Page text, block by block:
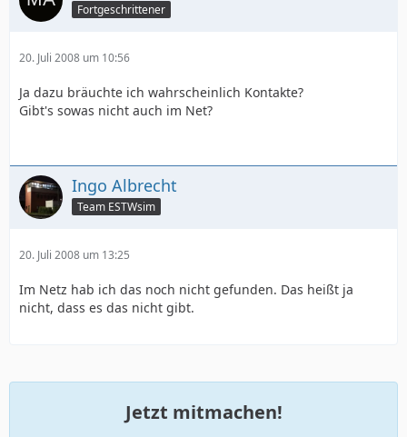
Fortgeschrittener
20. Juli 2008 um 10:56
Ja dazu bräuchte ich wahrscheinlich Kontakte?
Gibt's sowas nicht auch im Net?
Ingo Albrecht
Team ESTWsim
20. Juli 2008 um 13:25
Im Netz hab ich das noch nicht gefunden. Das heißt ja
nicht, dass es das nicht gibt.
Jetzt mitmachen!